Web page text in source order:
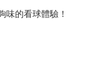
味的看球體驗！